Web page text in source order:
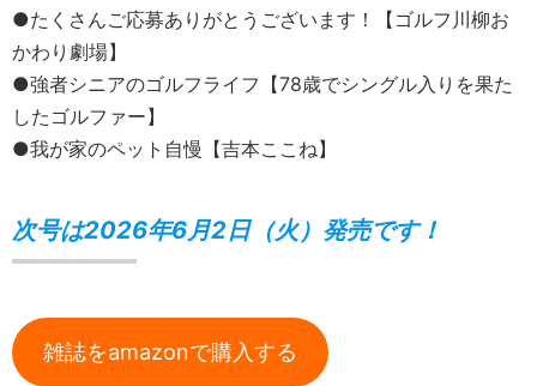
●たくさんご応募ありがとうございます！【ゴルフ川柳お
かわり劇場】
●強者シニアのゴルフライフ【78歳でシングル入りを果た
したゴルファー】
●我が家のペット自慢【吉本ここね】
次号は2026年6月2日（火）発売です！
雑誌をamazonで購入する